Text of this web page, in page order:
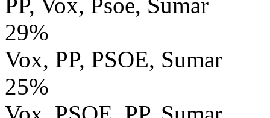
29%
Vox, PP, PSOE, Sumar
25%